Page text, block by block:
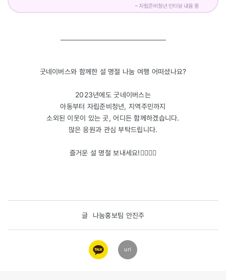
굿네이버스와 함께한 설 명절 나눔 여행 어떠셨나요?
2023년에도 굿네이버스는
아동부터 자립준비청년, 지역주민까지
소외된 이웃이 있는 곳, 어디든 함께하겠습니다.
많은 응원과 관심 부탁드립니다.
즐거운 설 명절 보내세요!🙇‍♀️🙇‍♂️
글 나눔홍보팀 안진주
카카오
링크
url